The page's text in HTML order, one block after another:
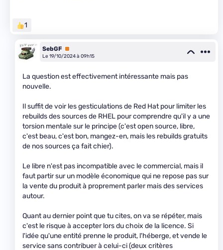
1
SebGF Premium
Le 19/10/2024 à 09h15
La question est effectivement intéressante mais pas
nouvelle.
Il suffit de voir les gesticulations de Red Hat pour limiter les
rebuilds des sources de RHEL pour comprendre qu'il y a une
torsion mentale sur le principe (c'est open source, libre,
c'est beau, c'est bon, mangez-en, mais les rebuilds gratuits
de nos sources ça fait chier).
Le libre n'est pas incompatible avec le commercial, mais il
faut partir sur un modèle économique qui ne repose pas sur
la vente du produit à proprement parler mais des services
autour.
Quant au dernier point que tu cites, on va se répéter, mais
c'est le risque à accepter lors du choix de la licence. Si
l'idée qu'une entité prenne le produit, l'héberge, et vende le
service sans contribuer à celui-ci (deux critères